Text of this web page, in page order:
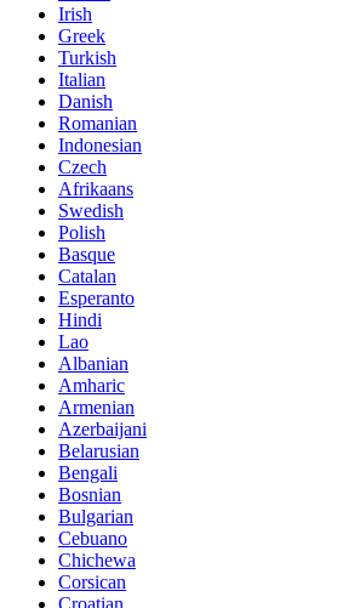
Irish
Greek
Turkish
Italian
Danish
Romanian
Indonesian
Czech
Afrikaans
Swedish
Polish
Basque
Catalan
Esperanto
Hindi
Lao
Albanian
Amharic
Armenian
Azerbaijani
Belarusian
Bengali
Bosnian
Bulgarian
Cebuano
Chichewa
Corsican
Croatian